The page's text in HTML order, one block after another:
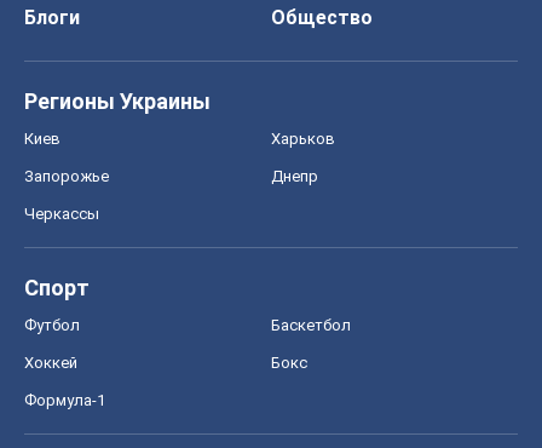
Блоги
Общество
Регионы Украины
Киев Харьков
Запорожье Днепр
Черкассы
Спорт
Футбол Баскетбол
Хоккей Бокс
Формула-1